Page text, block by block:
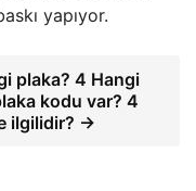
yapıyor.
plaka? 4 Hangi
kodu var? 4
ilgilidir? →